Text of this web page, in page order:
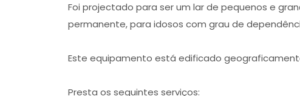
Foi projectado para ser um lar de pequenos e
permanente, para idosos com grau de
Este equipamento está edificado
Presta os seguintes serviços: